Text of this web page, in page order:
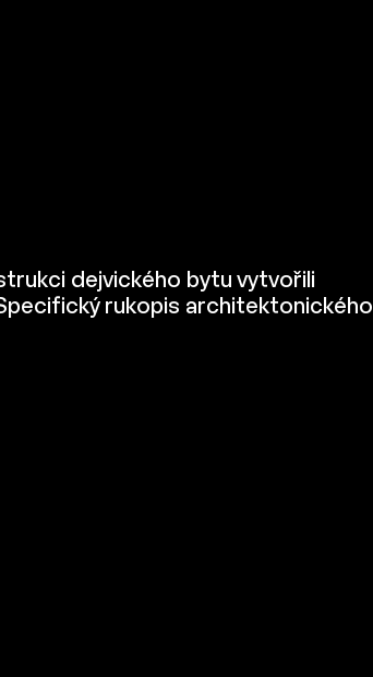
dejvického bytu vytvořili
rukopis architektonického